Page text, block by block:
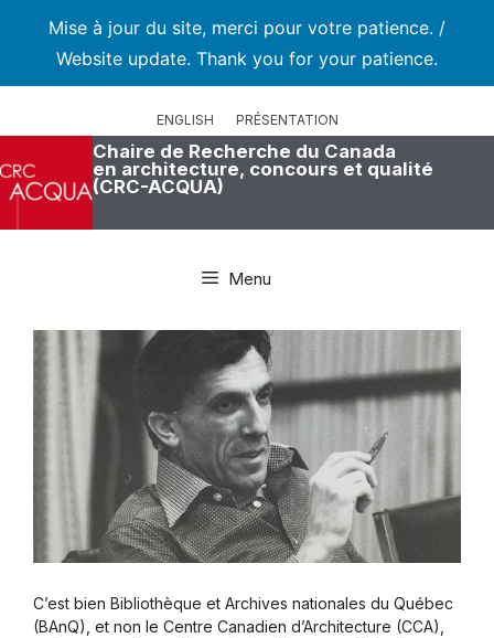
Mise à jour du site, merci pour votre patience. /
Website update. Thank you for your patience.
ENGLISH PRÉSENTATION
Chaire de Recherche du Canada
en architecture, concours et qualité
(CRC-ACQUA)
Menu
C’est bien Bibliothèque et Archives nationales du Québec
(BAnQ), et non le Centre Canadien d’Architecture (CCA),